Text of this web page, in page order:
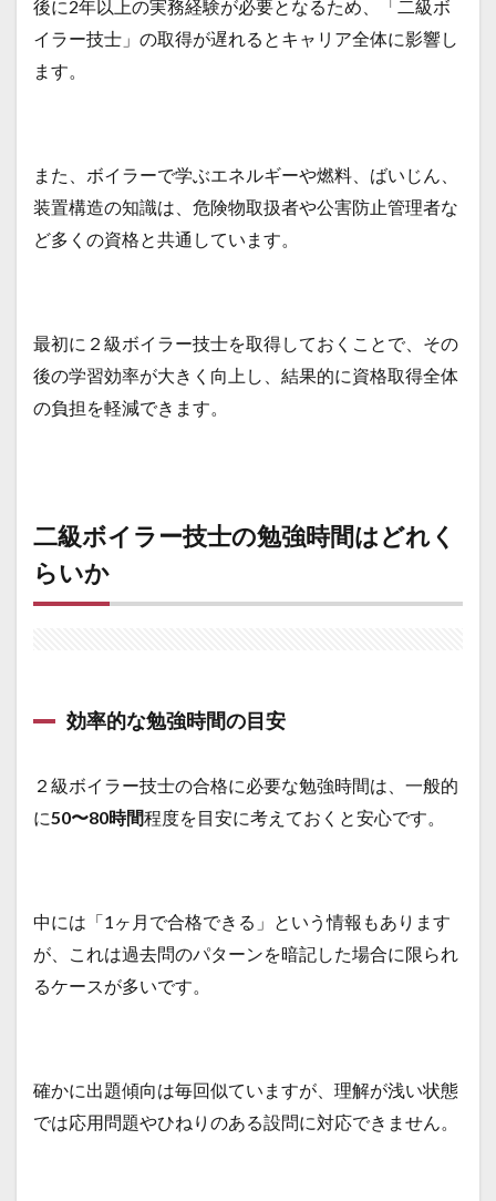
3.2
問を
二級
ボイ
ラー
取る
べき
資格
4.1
は 甲
種
4.2
一級
エネ
理士
5
後に2年以上の実務経験が必要となるため、「二級ボ
イラー技士」の取得が遅れるとキャリア全体に影響し
ます。
また、ボイラーで学ぶエネルギーや燃料、ばいじん、
装置構造の知識は、危険物取扱者や公害防止管理者な
ど多くの資格と共通しています。
最初に２級ボイラー技士を取得しておくことで、その
後の学習効率が大きく向上し、結果的に資格取得全体
の負担を軽減できます。
二級ボイラー技士の勉強時間はどれく
らいか
効率的な勉強時間の目安
２級ボイラー技士の合格に必要な勉強時間は、一般的
に50〜80時間程度を目安に考えておくと安心です。
中には「1ヶ月で合格できる」という情報もあります
が、これは過去問のパターンを暗記した場合に限られ
るケースが多いです。
確かに出題傾向は毎回似ていますが、理解が浅い状態
では応用問題やひねりのある設問に対応できません。